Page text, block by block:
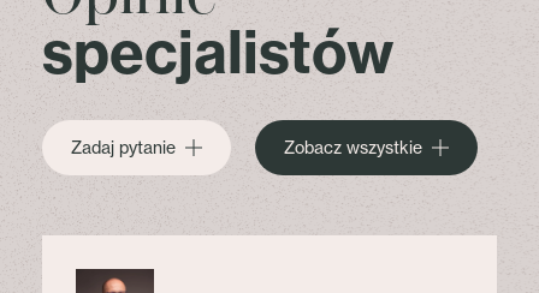
specjalistów
Zadaj pytanie Zobacz wszystkie